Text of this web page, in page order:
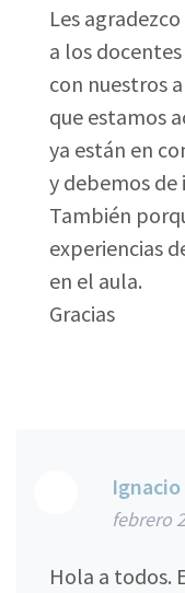
Les
a los
con nuestros
que estamos
ya están en
y debemos de
También
experiencias
en el aula.
Gracias
febrero
Hola a todos.